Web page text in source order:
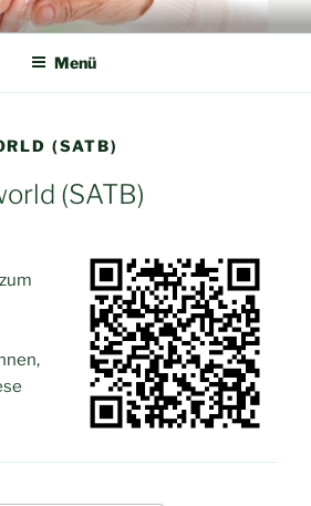
Netzwerk helfender Hände in der Pflege
Menü
(SATB)
(SATB)